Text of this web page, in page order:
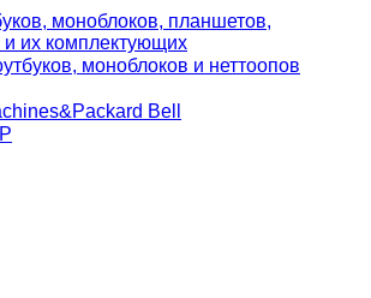
моноблоков, планшетов,
их комплектующих
моноблоков и неттоопов
Bell